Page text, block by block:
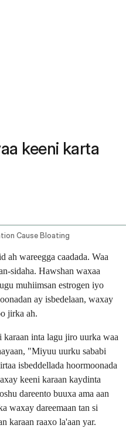
keeni karta
Cause Bloating
ah wareegga caadada. Waa
sidaha. Hawshan waxaa
muhiimsan estrogen iyo
ay isbedelaan, waxay
jirka ah.
karaan inta lagu jiro uurka waa
"Miyuu uurku sababi
isbeddellada hoormoonada
keeni karaan kaydinta
dareento buuxa ama aan
waxay dareemaan tan si
karaan raaxo la'aan yar.